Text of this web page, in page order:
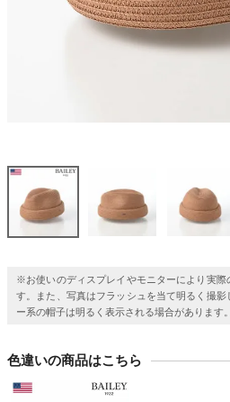
※お使いのディスプレイやモニターにより実際
す。また、写真はフラッシュを当て明るく撮
ー系の帽子は明るく表示される場合があります。
色違いの商品はこちら